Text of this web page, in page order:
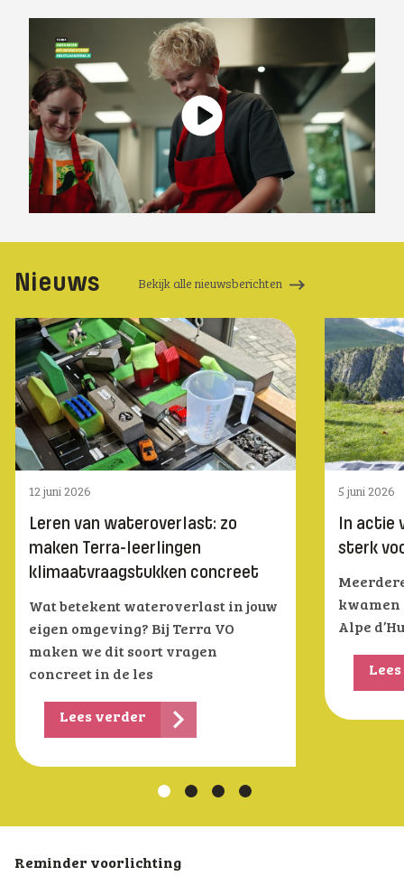
Nieuws Bekijk alle nieuwsberichten
12 juni 2026
Leren van wateroverlast: zo
maken Terra-leerlingen
klimaatvraagstukken concreet
Wat betekent wateroverlast in jouw
eigen omgeving? Bij Terra VO
maken we dit soort vragen
concreet in de les
Lees verder
5 juni 2026
In actie
sterk
kwamen
Alpe
Reminder voorlichting